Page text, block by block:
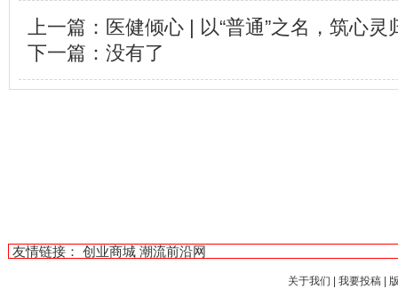
上一篇： 医健倾心 | 以“普通”之名，筑心灵
下一篇：没有了
友情链接： 创业商城 潮流前沿网
关于我们 我要投稿|